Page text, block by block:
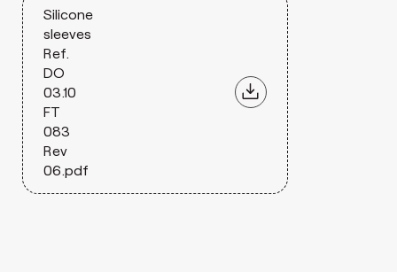
Silicone
sleeves
Ref.
DO
03.10
FT
083
Rev
06.pdf